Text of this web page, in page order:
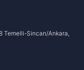
Temelli-Sincan/Ankara,